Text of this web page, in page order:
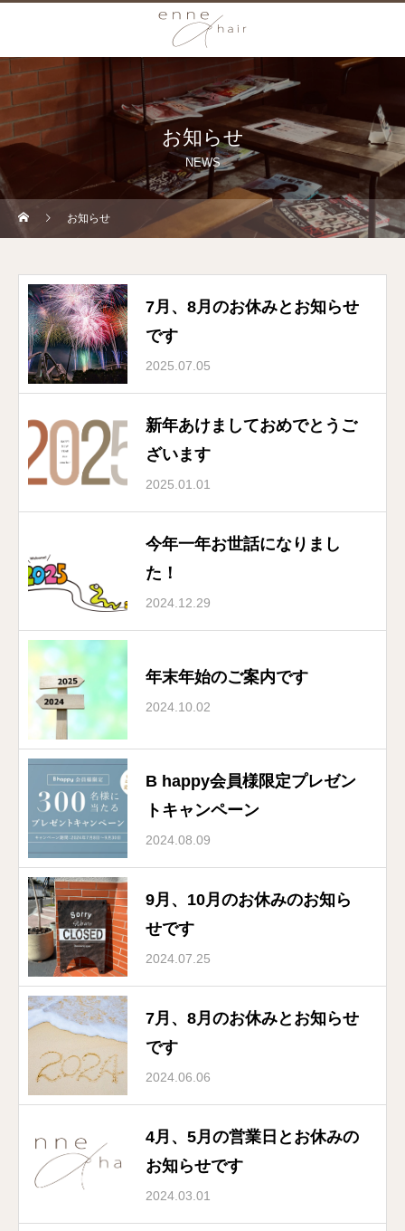
お知らせ
NEWS
お知らせ
7月、8月のお休みとお知らせ
です
2025.07.05
新年あけましておめでとうご
ざいます
2025.01.01
今年一年お世話になりまし
た！
2024.12.29
年末年始のご案内です
2024.10.02
B happy会員様限定プレゼン
トキャンペーン
2024.08.09
9月、10月のお休みのお知ら
せです
2024.07.25
7月、8月のお休みとお知らせ
です
2024.06.06
4月、5月の営業日とお休みの
お知らせです
2024.03.01